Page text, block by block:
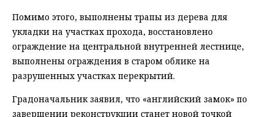
Помимо этого, выполнены трапы из дерева для
укладки на участках прохода, восстановлено
ограждение на центральной внутренней лестнице,
выполнены ограждения в старом облике на
разрушенных участках перекрытий.
Градоначальник заявил, что «английский замок» по
завершении реконструкции станет новой точкой